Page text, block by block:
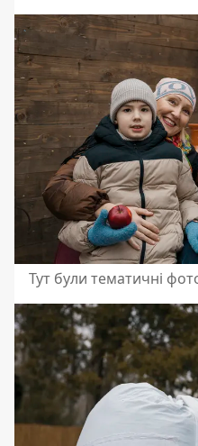
Тут були тематичні